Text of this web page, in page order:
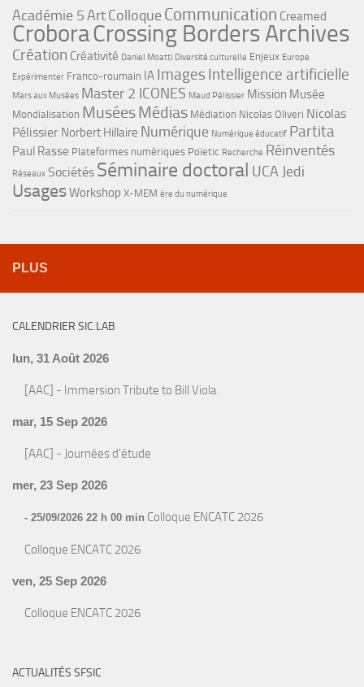
Académie 5ArtColloqueCommunication Creamed
CroboraCrossing Borders Archives
Création Créativité Daniel Moatti Diversité culturelle Enjeux Europe
Expérimenter Franco-roumain IA Images Intelligence artificielle
Mars aux Musées Master 2 ICONES Maud Pélissier Mission Musée
Mondialisation MuséesMédias Médiation Nicolas Oliveri Nicolas
Pélissier Norbert Hillaire Numérique Numérique éducatif Partita
Paul Rasse Plateformes numériques Poïetic Recherche Réinventés
Réseaux Sociétés Séminaire doctoral UCA Jedi
UsagesWorkshop X-MEM ère du numérique
PLUS
CALENDRIER SIC.LAB
lun, 31 Août 2026
[AAC] - Immersion Tribute to Bill Viola
mar, 15 Sep 2026
[AAC] - Journées d'étude
mer, 23 Sep 2026
- 25/09/2026 22 h 00 min Colloque ENCATC 2026
Colloque ENCATC 2026
ven, 25 Sep 2026
Colloque ENCATC 2026
ACTUALITÉS SFSIC